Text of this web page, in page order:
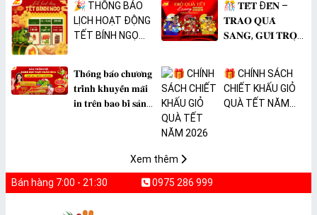
🎉 THÔNG BÁO
LỊCH HOẠT ĐỘNG
TẾT BÍNH NGỌ
🎊 𝐓𝐄̂́𝐓 Đ𝐄̂́𝐍 –
𝐓𝐑𝐀𝐎 𝐐𝐔𝐀̀
𝐒𝐀𝐍𝐆, 𝐆𝐔̛̉𝐈 𝐓𝐑𝐎̣𝐍
𝐓𝐡𝐨̂𝐧𝐠 𝐛𝐚́𝐨 𝐜𝐡𝐮̛𝐨̛𝐧𝐠
𝐭𝐫𝐢̀𝐧𝐡 𝐤𝐡𝐮𝐲𝐞̂́𝐧 𝐦𝐚̃𝐢
𝐢𝐧 𝐭𝐫𝐞̂𝐧 𝐛𝐚𝐨 𝐛𝐢̀ 𝐬𝐚̉𝐧
🎁 CHÍNH SÁCH
CHIẾT KHẤU GIỎ
QUÀ TẾT NĂM
Xem thêm
Bán hàng 7:00 - 21:30 0975 286 999